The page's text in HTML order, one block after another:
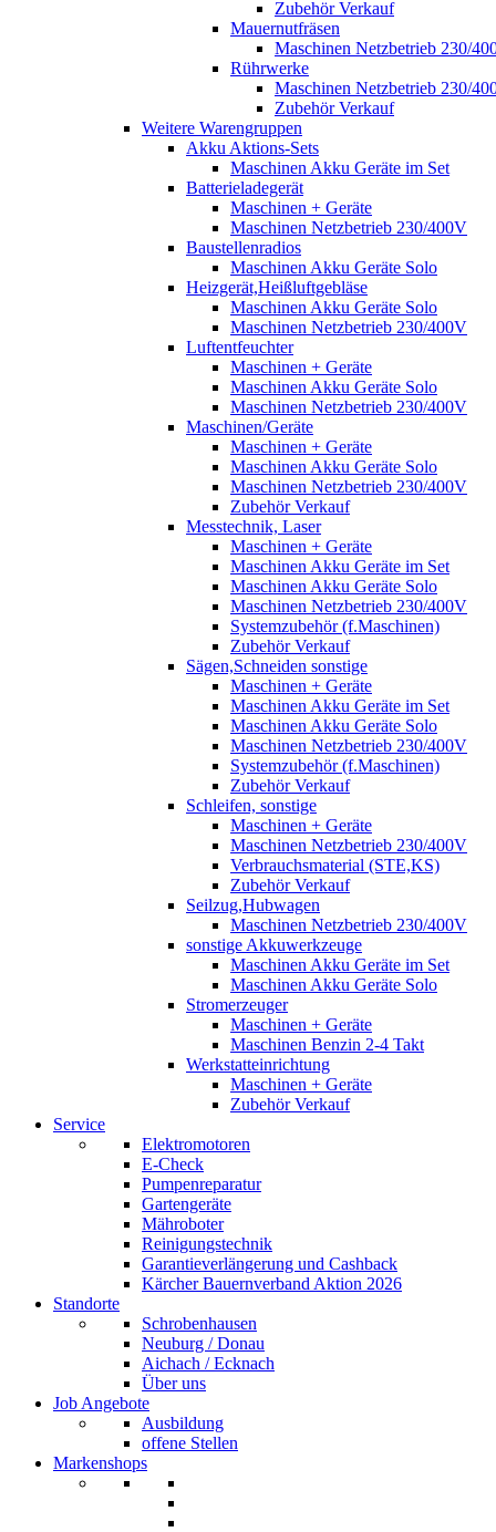
Zubehör Verkauf
Mauernutfräsen
Maschinen Netzbetrieb 230/
Rührwerke
Maschinen Netzbetrieb 230/
Zubehör Verkauf
Weitere Warengruppen
Akku Aktions-Sets
Maschinen Akku Geräte im Set
Batterieladegerät
Maschinen + Geräte
Maschinen Netzbetrieb 230/400V
Baustellenradios
Maschinen Akku Geräte Solo
Heizgerät,Heißluftgebläse
Maschinen Akku Geräte Solo
Maschinen Netzbetrieb 230/400V
Luftentfeuchter
Maschinen + Geräte
Maschinen Akku Geräte Solo
Maschinen Netzbetrieb 230/400V
Maschinen/Geräte
Maschinen + Geräte
Maschinen Akku Geräte Solo
Maschinen Netzbetrieb 230/400V
Zubehör Verkauf
Messtechnik, Laser
Maschinen + Geräte
Maschinen Akku Geräte im Set
Maschinen Akku Geräte Solo
Maschinen Netzbetrieb 230/400V
Systemzubehör (f.Maschinen)
Zubehör Verkauf
Sägen,Schneiden sonstige
Maschinen + Geräte
Maschinen Akku Geräte im Set
Maschinen Akku Geräte Solo
Maschinen Netzbetrieb 230/400V
Systemzubehör (f.Maschinen)
Zubehör Verkauf
Schleifen, sonstige
Maschinen + Geräte
Maschinen Netzbetrieb 230/400V
Verbrauchsmaterial (STE,KS)
Zubehör Verkauf
Seilzug,Hubwagen
Maschinen Netzbetrieb 230/400V
sonstige Akkuwerkzeuge
Maschinen Akku Geräte im Set
Maschinen Akku Geräte Solo
Stromerzeuger
Maschinen + Geräte
Maschinen Benzin 2-4 Takt
Werkstatteinrichtung
Maschinen + Geräte
Zubehör Verkauf
Service
Elektromotoren
E-Check
Pumpenreparatur
Gartengeräte
Mähroboter
Reinigungstechnik
Garantieverlängerung und Cashback
Kärcher Bauernverband Aktion 2026
Standorte
Schrobenhausen
Neuburg / Donau
Aichach / Ecknach
Über uns
Job Angebote
Ausbildung
offene Stellen
Markenshops